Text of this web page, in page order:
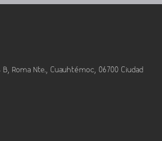
B, Roma Nte., Cuauhtémoc, 06700 Ciudad